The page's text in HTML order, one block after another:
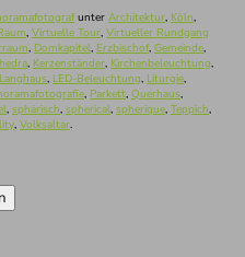
unter Architektur, Köln,
, Virtuelle Tour, Virtueller Rundgang
, Domkapitel, Erzbischof, Gemeinde,
, Kerzenständer, Kirchenbeleuchtung,
Langhaus, LED-Beleuchtung, Liturgie,
, Parkett, Querhaus,
, sphärisch, spherical, spherique, Teppich,
, Volksaltar.